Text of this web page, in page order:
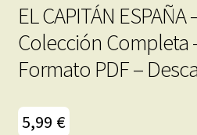
Porno 3D
Inéditas
Demos
EL CAPITÁN
Colección Completa
Formato PDF –
5,99 €